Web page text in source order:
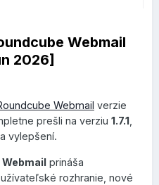
Webmail
2026]
Webmail verzie
prešli na verziu 1.7.1
vylepšení.
Webmail prináša
rozhranie, nové